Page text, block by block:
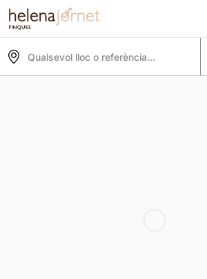
Qualsevol lloc o referència...